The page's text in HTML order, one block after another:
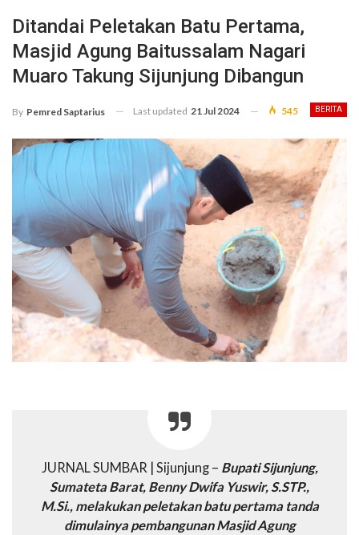
Ditandai Peletakan Batu Pertama,
Masjid Agung Baitussalam Nagari
Muaro Takung Sijunjung Dibangun
BERITA
By Pemred Saptarius Last updated 21 Jul 2024 545
JURNAL SUMBAR | Sijunjung – Bupati Sijunjung,
Sumateta Barat, Benny Dwifa Yuswir, S.STP.,
M.Si., melakukan peletakan batu pertama tanda
dimulainya pembangunan Masjid Agung